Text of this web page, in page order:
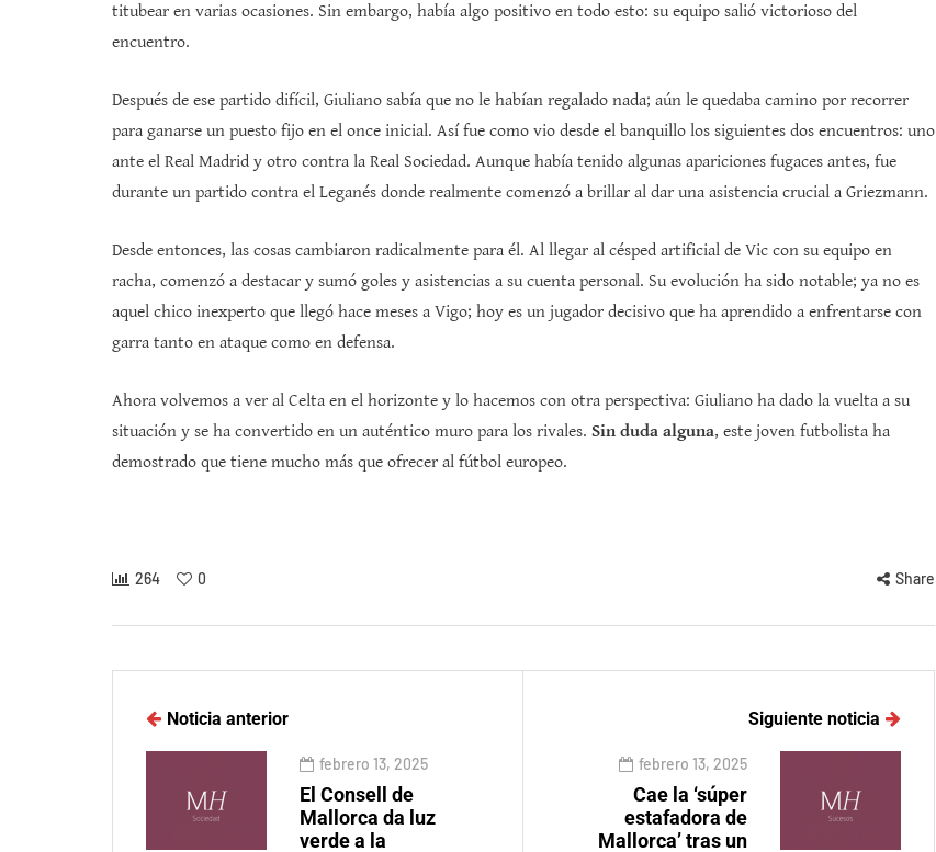
titubear en varias ocasiones. Sin embargo, había algo positivo en todo esto: su equipo salió victorioso del
encuentro.
Después de ese partido difícil, Giuliano sabía que no le habían regalado nada; aún le quedaba camino por recorrer
para ganarse un puesto fijo en el once inicial. Así fue como vio desde el banquillo los siguientes dos encuentros: uno
ante el Real Madrid y otro contra la Real Sociedad. Aunque había tenido algunas apariciones fugaces antes, fue
durante un partido contra el Leganés donde realmente comenzó a brillar al dar una asistencia crucial a Griezmann.
Desde entonces, las cosas cambiaron radicalmente para él. Al llegar al césped artificial de Vic con su equipo en
racha, comenzó a destacar y sumó goles y asistencias a su cuenta personal. Su evolución ha sido notable; ya no es
aquel chico inexperto que llegó hace meses a Vigo; hoy es un jugador decisivo que ha aprendido a enfrentarse con
garra tanto en ataque como en defensa.
Ahora volvemos a ver al Celta en el horizonte y lo hacemos con otra perspectiva: Giuliano ha dado la vuelta a su
situación y se ha convertido en un auténtico muro para los rivales. Sin duda alguna, este joven futbolista ha
demostrado que tiene mucho más que ofrecer al fútbol europeo.
264 0 Share
Noticia anterior
febrero 13, 2025
El Consell de
Mallorca da luz
verde a la
Siguiente noticia
febrero 13, 2025
Cae la ‘súper
estafadora de
Mallorca’ tras un